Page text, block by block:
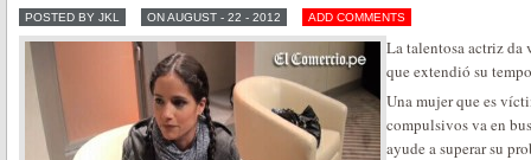
POSTED BY JKL ON AUGUST - 22 - 2012 ADD COMMENTS
La talentosa actriz da
que extendió su
Una mujer que es
compulsivos va en
ayude a superar su